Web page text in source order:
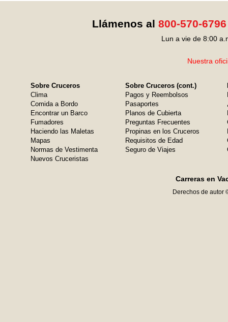
Llámenos al 800-570-6796
Lun a vie de 8:00
Nuestra
Sobre Cruceros
Clima
Comida a Bordo
Encontrar un Barco
Fumadores
Haciendo las Maletas
Mapas
Normas de Vestimenta
Nuevos Cruceristas
Sobre Cruceros (cont.)
Pagos y Reembolsos
Pasaportes
Planos de Cubierta
Preguntas Frecuentes
Propinas en los Cruceros
Requisitos de Edad
Seguro de Viajes
Carreras en
Derechos de autor